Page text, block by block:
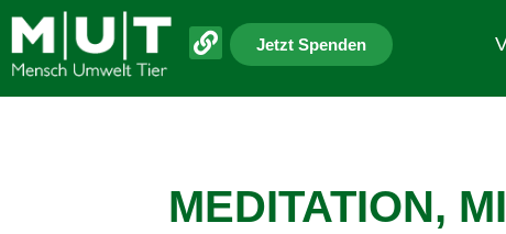
Jetzt Spenden
MEDITATION,